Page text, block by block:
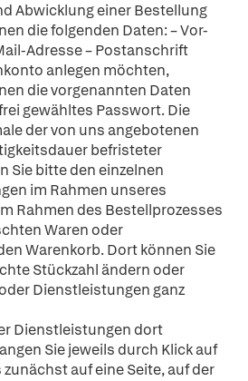
Abwicklung einer Bestellung
die folgenden Daten: – Vor-
Adresse – Postanschrift
anlegen möchten,
die vorgenannten Daten
gewähltes Passwort. Die
der von uns angebotenen
befristeter
Sie bitte den einzelnen
im Rahmen unseres
Rahmen des Bestellprozesses
Waren oder
Warenkorb. Dort können Sie
Stückzahl ändern oder
Dienstleistungen ganz
Dienstleistungen dort
Sie jeweils durch Klick auf
auf eine Seite, auf der